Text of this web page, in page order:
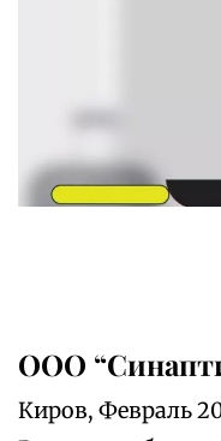
ООО
Киров, Февраль